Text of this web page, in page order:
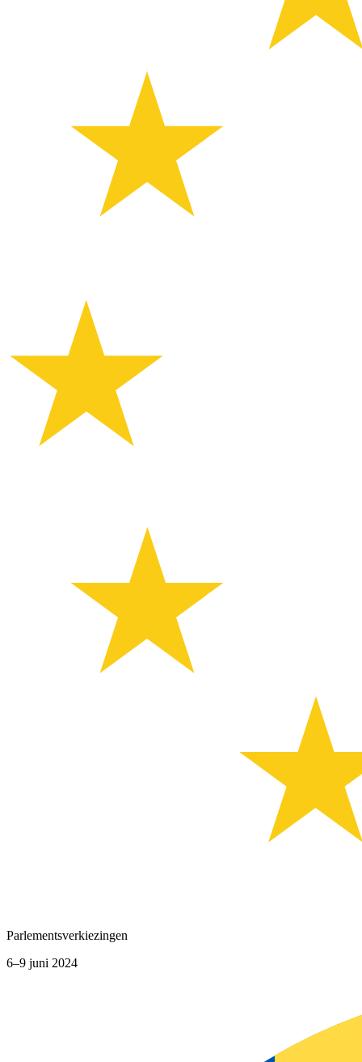
Parlementsverkiezingen
6–9 juni 2024